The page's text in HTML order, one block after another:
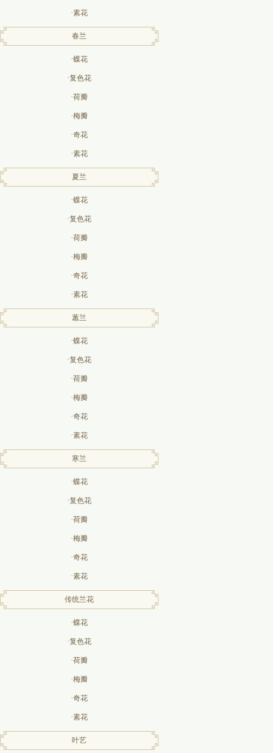
·素花
春兰
·蝶花
·复色花
·荷瓣
·梅瓣
·奇花
·素花
夏兰
·蝶花
·复色花
·荷瓣
·梅瓣
·奇花
·素花
蕙兰
·蝶花
·复色花
·荷瓣
·梅瓣
·奇花
·素花
寒兰
·蝶花
·复色花
·荷瓣
·梅瓣
·奇花
·素花
传统兰花
·蝶花
·复色花
·荷瓣
·梅瓣
·奇花
·素花
叶艺